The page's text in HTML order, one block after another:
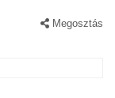
Megosztás